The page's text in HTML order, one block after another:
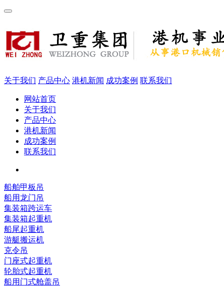
关于我们 产品中心 港机新闻 成功案例 联系我们
网站首页
关于我们
产品中心
港机新闻
成功案例
联系我们
船舶甲板吊
船用龙门吊
集装箱跨运车
集装箱起重机
船尾起重机
游艇搬运机
克令吊
门座式起重机
轮胎式起重机
船用门式舱盖吊